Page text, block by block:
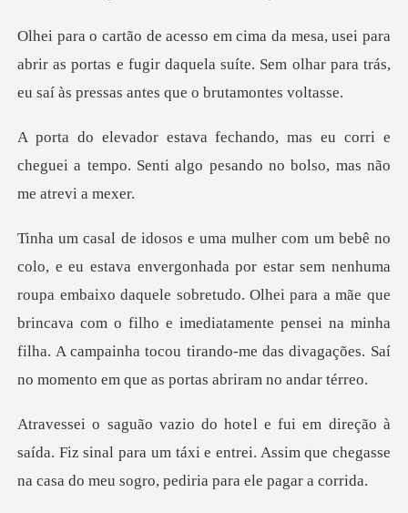
abrir as portas e fugir daquela suíte. Sem olhar para t
eu corri e
cheguei a tempo. Senti algo pe
oupa embaixo daquele sobretudo. Olhei para a mãe que
brincava com o filho e imediatamente pensei na minha
f
ída. Fiz sinal para um táxi e entrei. Assim que chegasse